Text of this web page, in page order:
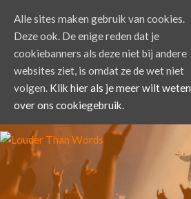
Alle sites maken gebruik van cookies.
Deze ook. De enige reden dat je
cookiebanners als deze niet bij andere
websites ziet, is omdat ze de wet niet
volgen. Klik hier als je meer wilt weten
over ons cookiegebruik.